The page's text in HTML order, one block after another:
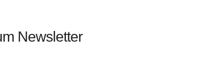
Newsletter